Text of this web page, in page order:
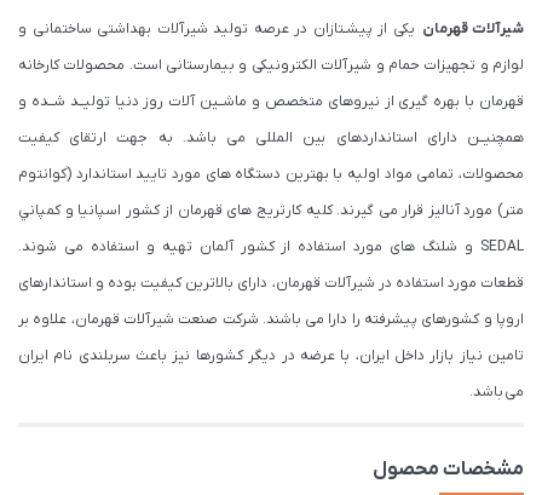
شیرآلات قهرمان یکی از پیشـتازان در عرصه تولید شیرآلات بهداشتی ساختمانی و
لوازم و تجهیزات حمام و شیرآلات الکترونیکی و بیمارستانی است. محصولات کارخانه
قهرمان با بهره گیری از نیروهای متخصص و ماشــین آلات روز دنیا تولیــد شــده و
همچنیــن دارای استانداردهای بین المللی می باشد. به جهت ارتقای کیفیت
محصولات، تمامی مواد اولیه با بهترین دستگاه های مورد تایید استاندارد (كوانتوم
متر) مورد آنالیز قرار می گیرند. كليه كارتريج های قهرمان از كشور اسپانيا و كمپاني
SEDAL و شلنگ های مورد استفاده از کشور آلمان تهیه و استفاده می شوند.
قطعات مورد استفاده در شیرآلات قهرمان، دارای بالاترین کیفیت بوده و استاندارهای
اروپا و کشورهای پیشرفته را دارا می باشند. شرکت صنعت شیرآلات قهرمان، علاوه بر
تامین نیاز بازار داخل ایران، با عرضه در دیگر کشورها نیز باعث سربلندی نام ایران
می باشد.
مشخصات محصول